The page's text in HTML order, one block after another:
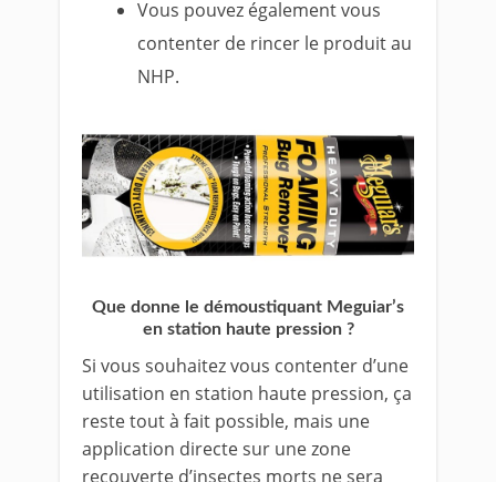
Vous pouvez également vous
contenter de rincer le produit au
NHP.
Que donne le démoustiquant Meguiar’s
en station haute pression ?
Si vous souhaitez vous contenter d’une
utilisation en station haute pression, ça
reste tout à fait possible, mais une
application directe sur une zone
recouverte d’insectes morts ne sera